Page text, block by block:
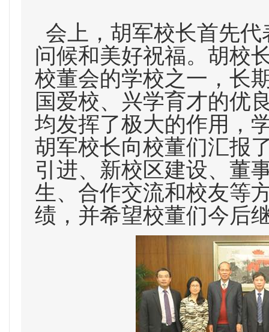
会上，胡军校长首先
问候和美好祝福。胡校
校董会的学校之一，长
国爱校、兴学育才的优
均发挥了极大的作用，
胡军校长向校董们汇报
引进、新校区建设、董
生、合作交流和校友等
绩，并希望校董们今后